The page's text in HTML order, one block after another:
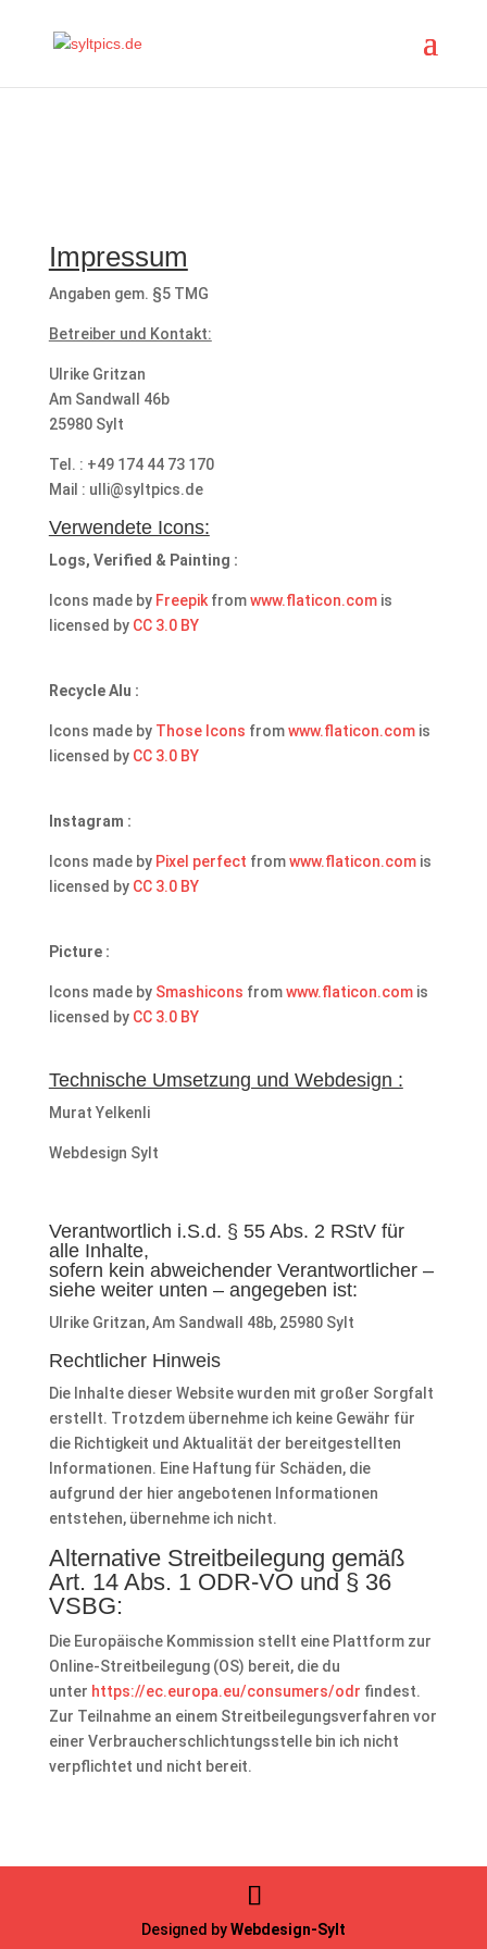
Impressum
Angaben gem. §5 TMG
Betreiber und Kontakt:
Ulrike Gritzan
Am Sandwall 46b
25980 Sylt
Tel. : +49 174 44 73 170
Mail : ulli@syltpics.de
Verwendete Icons:
Logs, Verified & Painting :
Icons made by Freepikfromwww.flaticon.comis
licensed by CC 3.0 BY
Recycle Alu :
Icons made by Those Icons fromwww.flaticon.comis
licensed by CC 3.0 BY
Instagram :
Icons made by Pixel perfect fromwww.flaticon.comis
licensed by CC 3.0 BY
Picture :
Icons made by Smashicons fromwww.flaticon.comis
licensed by CC 3.0 BY
Technische Umsetzung und Webdesign :
Murat Yelkenli
Webdesign Sylt
Verantwortlich i.S.d. § 55 Abs. 2 RStV für
alle Inhalte,
sofern kein abweichender Verantwortlicher –
siehe weiter unten – angegeben ist:
Ulrike Gritzan, Am Sandwall 48b, 25980 Sylt
Rechtlicher Hinweis
Die Inhalte dieser Website wurden mit großer Sorgfalt
erstellt. Trotzdem übernehme ich keine Gewähr für
die Richtigkeit und Aktualität der bereitgestellten
Informationen. Eine Haftung für Schäden, die
aufgrund der hier angebotenen Informationen
entstehen, übernehme ich nicht.
Alternative Streitbeilegung gemäß
Art. 14 Abs. 1 ODR-VO und § 36
VSBG:
Die Europäische Kommission stellt eine Plattform zur
Online-Streitbeilegung (OS) bereit, die du
unter https://ec.europa.eu/consumers/odr findest.
Zur Teilnahme an einem Streitbeilegungsverfahren vor
einer Verbraucherschlichtungsstelle bin ich nicht
verpflichtet und nicht bereit.
Designed byWebdesign-Sylt